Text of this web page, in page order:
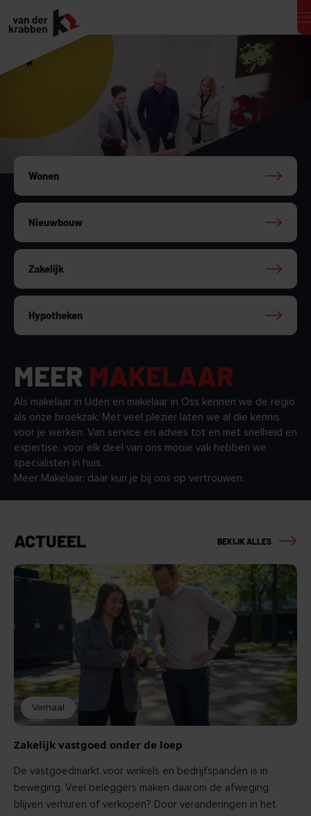
Wonen
Nieuwbouw
Zakelijk
Hypotheken
MEER MAKELAAR
Als makelaar in Uden en makelaar in Oss kennen we de regio
als onze broekzak. Met veel plezier laten we al die kennis
voor je werken. Van service en advies tot en met snelheid en
expertise: voor elk deel van ons mooie vak hebben we
specialisten in huis.
Meer Makelaar: daar kun je bij ons op vertrouwen.
ACTUEEL BEKIJK ALLES
BEKIJK
Verhaal
Zakelijk vastgoed onder de loep
De vastgoedmarkt voor winkels en bedrijfspanden is in
beweging. Veel beleggers maken daarom de afweging:
blijven verhuren of verkopen? Door veranderingen in het